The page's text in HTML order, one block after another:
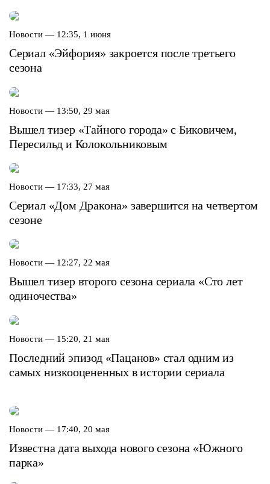
Новости — 12:35, 1 июня
Cериал «Эйфория» закроется после третьего
сезона
Новости — 13:50, 29 мая
Вышел тизер «Тайного города» с Биковичем,
Пересильд и Колокольниковым
Новости — 17:33, 27 мая
Сериал «Дом Дракона» завершится на четвертом
сезоне
Новости — 12:27, 22 мая
Вышел тизер второго сезона сериала «Сто лет
одиночества»
Новости — 15:20, 21 мая
Последний эпизод «Пацанов» стал одним из
самых низкооцененных в истории сериала
Новости — 17:40, 20 мая
Известна дата выхода нового сезона «Южного
парка»